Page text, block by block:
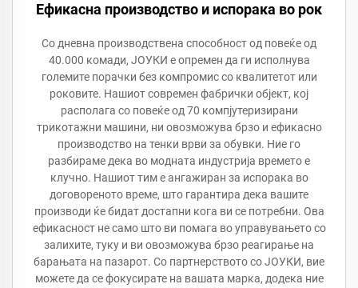
Ефикасна производство и испорака во рок
Со дневна производствена способност од повеќе од
40.000 комади, ЈОУКИ е опремен да ги исполнува
големите порачки без компромис со квалитетот или
роковите. Нашиот современ фабрички објект, кој
располага со повеќе од 70 компјутеризирани
трикотажни машини, ни овозможува брзо и ефикасно
производство на тенки врви за обувки. Ние го
разбираме дека во модната индустрија времето е
клучно. Нашиот тим е ангажиран за испорака во
договореното време, што гарантира дека вашите
производи ќе бидат достапни кога ви се потребни. Ова
ефикасност не само што ви помага во управувањето со
залихите, туку и ви овозможува брзо реагирање на
барањата на пазарот. Со партнерството со ЈОУКИ, вие
можете да се фокусирате на вашата марка, додека ние